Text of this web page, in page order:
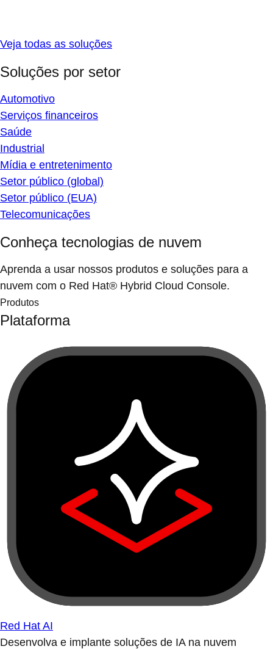
Veja todas as soluções
Soluções por setor
Automotivo
Serviços financeiros
Saúde
Industrial
Mídia e entretenimento
Setor público (global)
Setor público (EUA)
Telecomunicações
Conheça tecnologias de nuvem
Aprenda a usar nossos produtos e soluções para a
nuvem com o Red Hat® Hybrid Cloud Console.
Produtos
Plataforma
Red Hat AI
Desenvolva e implante soluções de IA na nuvem